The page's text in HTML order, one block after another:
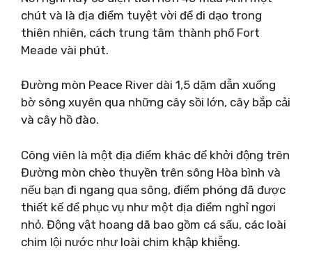
chút và là địa điểm tuyệt vời để đi dạo trong
thiên nhiên, cách trung tâm thành phố Fort
Meade vài phút.
Đường mòn Peace River dài 1,5 dặm dẫn xuống
bờ sông xuyên qua những cây sồi lớn, cây bắp cải
và cây hồ đào.
Công viên là một địa điểm khác để khởi động trên
Đường mòn chèo thuyền trên sông Hòa bình và
nếu bạn đi ngang qua sông, điểm phóng đã được
thiết kế để phục vụ như một địa điểm nghỉ ngơi
nhỏ. Động vật hoang dã bao gồm cá sấu, các loài
chim lội nước như loài chim khập khiễng.